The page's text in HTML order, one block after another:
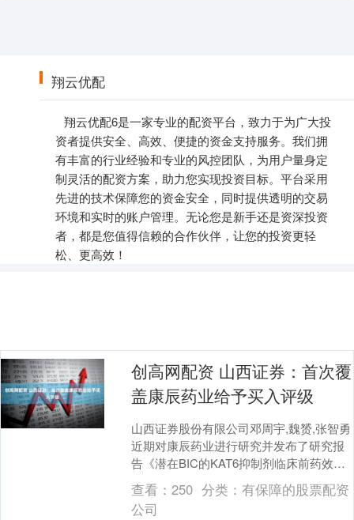
翔云优配
翔云优配6是一家专业的配资平台，致力于为广大投
资者提供安全、高效、便捷的资金支持服务。我们拥
有丰富的行业经验和专业的风控团队，为用户量身定
制灵活的配资方案，助力您实现投资目标。平台采用
先进的技术保障您的资金安全，同时提供透明的交易
环境和实时的账户管理。无论您是新手还是资深投资
者，都是您值得信赖的合作伙伴，让您的投资更轻
松、更高效！
创高网配资 山西证券：首次覆
盖康辰药业给予买入评级
山西证券股份有限公司邓周宇,魏赟,张智勇
近期对康辰药业进行研究并发布了研究报
告《潜在BIC的KAT6抑制剂临床前药效优
异，多靶点抑制剂提供ESCC后线新选
择》，....
查看：250 分类： 有保障的股票配资
公司